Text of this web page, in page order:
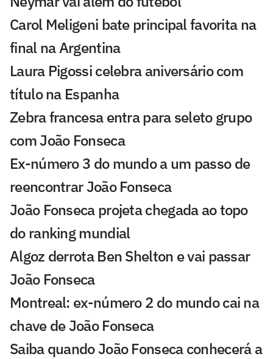
Carol Meligeni bate principal favorita na
final na Argentina
Laura Pigossi celebra aniversário com
título na Espanha
Zebra francesa entra para seleto grupo
com João Fonseca
Ex-número 3 do mundo a um passo de
reencontrar João Fonseca
João Fonseca projeta chegada ao topo
do ranking mundial
Algoz derrota Ben Shelton e vai passar
João Fonseca
Montreal: ex-número 2 do mundo cai na
chave de João Fonseca
Saiba quando João Fonseca conhecerá a